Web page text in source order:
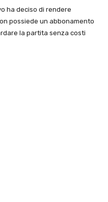
ha deciso di rendere
possiede un abbonamento
la partita senza costi